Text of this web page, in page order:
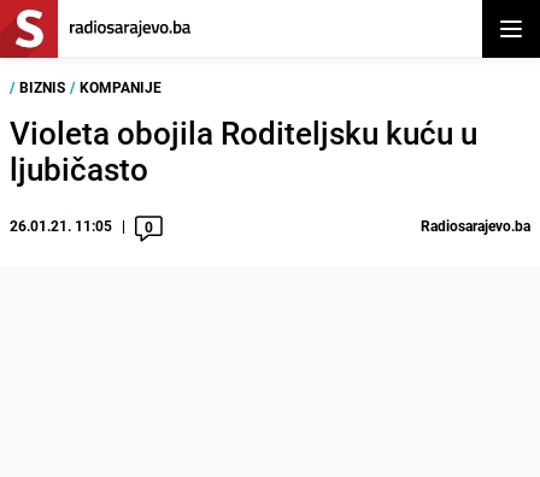
/ BIZNIS / KOMPANIJE
Violeta obojila Roditeljsku kuću u
ljubičasto
26.01.21. 11:05 0 Radiosarajevo.ba